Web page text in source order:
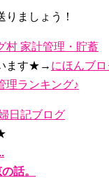
ましょう！
村 家計管理・貯蓄
ます★→ にほんブ
理ランキング♪
日記ブログ
話。